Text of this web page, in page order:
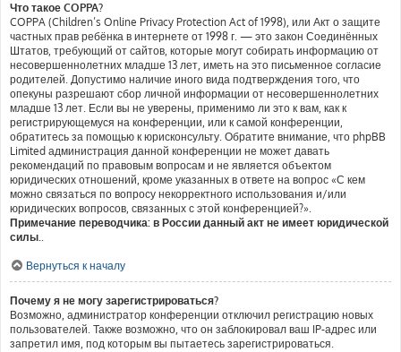
Что такое COPPA?
COPPA (Children’s Online Privacy Protection Act of 1998), или Акт о защите
частных прав ребёнка в интернете от 1998 г. — это закон Соединённых
Штатов, требующий от сайтов, которые могут собирать информацию от
несовершеннолетних младше 13 лет, иметь на это письменное согласие
родителей. Допустимо наличие иного вида подтверждения того, что
опекуны разрешают сбор личной информации от несовершеннолетних
младше 13 лет. Если вы не уверены, применимо ли это к вам, как к
регистрирующемуся на конференции, или к самой конференции,
обратитесь за помощью к юрисконсульту. Обратите внимание, что phpBB
Limited администрация данной конференции не может давать
рекомендаций по правовым вопросам и не является объектом
юридических отношений, кроме указанных в ответе на вопрос «С кем
можно связаться по вопросу некорректного использования и/или
юридических вопросов, связанных с этой конференцией?».
Примечание переводчика: в России данный акт не имеет юридической
силы..
Вернуться к началу
Почему я не могу зарегистрироваться?
Возможно, администратор конференции отключил регистрацию новых
пользователей. Также возможно, что он заблокировал ваш IP-адрес или
запретил имя, под которым вы пытаетесь зарегистрироваться.